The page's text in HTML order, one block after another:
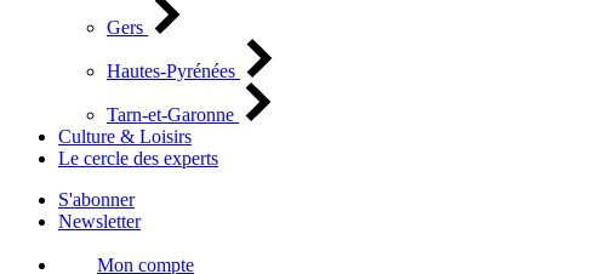
Gers
Hautes-Pyrénées
Tarn-et-Garonne
Culture & Loisirs
Le cercle des experts
S'abonner
Newsletter
Mon compte